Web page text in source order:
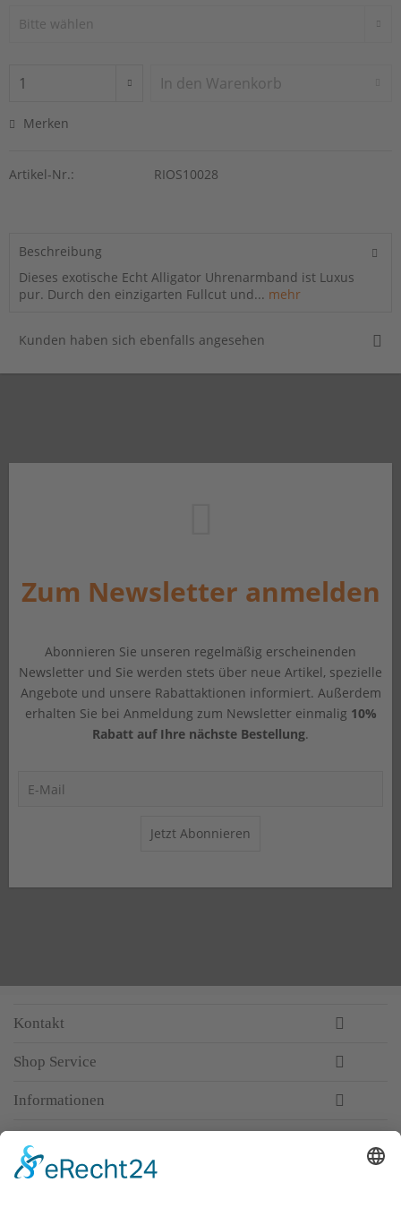
In den Warenkorb
Merken
Artikel-Nr.: RIOS10028
Beschreibung
Dieses exotische Echt Alligator Uhrenarmband ist Luxus
pur. Durch den einzigarten Fullcut und... mehr
Kunden haben sich ebenfalls angesehen
Zum Newsletter anmelden
Abonnieren Sie unseren regelmäßig erscheinenden
Newsletter und Sie werden stets über neue Artikel, spezielle
Angebote und unsere Rabattaktionen informiert. Außerdem
erhalten Sie bei Anmeldung zum Newsletter einmalig 10%
Rabatt auf Ihre nächste Bestellung.
Jetzt Abonnieren
Kontakt
Shop Service
Informationen
Top-Anbieter